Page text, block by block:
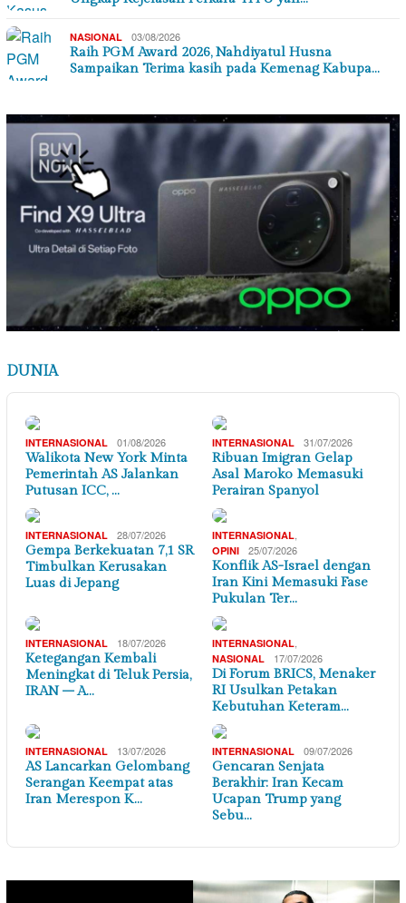
NASIONAL 03/08/2026
Raih PGM Award 2026, Nahdiyatul Husna
Sampaikan Terima kasih pada Kemenag Kabupa…
DUNIA
INTERNASIONAL 01/08/2026
Walikota New York Minta
Pemerintah AS Jalankan
Putusan ICC, …
INTERNASIONAL 31/07/2026
Ribuan Imigran Gelap
Asal Maroko Memasuki
Perairan Spanyol
INTERNASIONAL 28/07/2026
Gempa Berkekuatan 7,1 SR
Timbulkan Kerusakan
Luas di Jepang
INTERNASIONAL
OPINI 25/07/2026
Konflik AS-Israel dengan
Iran Kini Memasuki Fase
Pukulan Ter…
INTERNASIONAL 18/07/2026
Ketegangan Kembali
Meningkat di Teluk Persia,
IRAN – A…
INTERNASIONAL
NASIONAL 17/07/2026
Di Forum BRICS, Menaker
RI Usulkan Petakan
Kebutuhan Keteram…
INTERNASIONAL 13/07/2026
AS Lancarkan Gelombang
Serangan Keempat atas
Iran Merespon K…
INTERNASIONAL 09/07/2026
Gencaran Senjata
Berakhir: Iran Kecam
Ucapan Trump yang
Sebu…